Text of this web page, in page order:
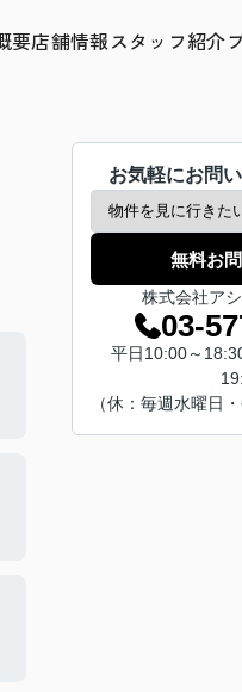
要店舗情報スタッフ紹介
お気軽にお問
無料お
株式会社ア
03-
平日10:00～
（休：毎週水曜日